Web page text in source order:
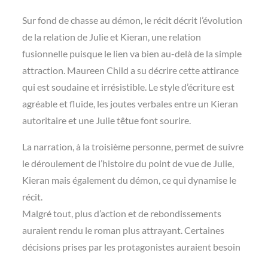
Sur fond de chasse au démon, le récit décrit l’évolution
de la relation de Julie et Kieran, une relation
fusionnelle puisque le lien va bien au-delà de la simple
attraction. Maureen Child a su décrire cette attirance
qui est soudaine et irrésistible. Le style d’écriture est
agréable et fluide, les joutes verbales entre un Kieran
autoritaire et une Julie têtue font sourire.
La narration, à la troisième personne, permet de suivre
le déroulement de l’histoire du point de vue de Julie,
Kieran mais également du démon, ce qui dynamise le
récit.
Malgré tout, plus d’action et de rebondissements
auraient rendu le roman plus attrayant. Certaines
décisions prises par les protagonistes auraient besoin